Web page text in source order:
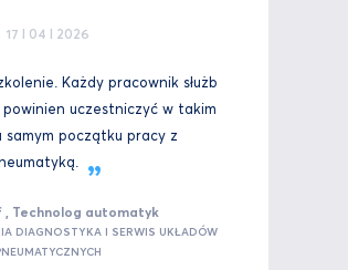
17 I 04 I 2026
Każdy pracownik służb
uczestniczyć w takim
samym początku pracy z
, Technolog automatyk
DIAGNOSTYKA I SERWIS UKŁADÓW